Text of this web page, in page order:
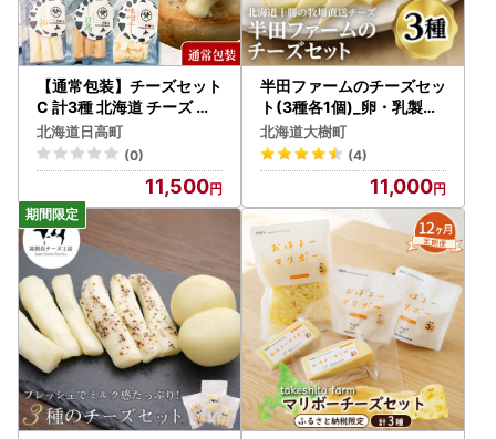
【通常包装】チーズセット
C 計3種 北海道 チーズ ギ
フト
北海道日高町
(0)
11,500
半田ファームのチーズセッ
ト(3種各1個)_卵・乳製品
チーズ _【配送不可地域：
離島】【1397190】
北海道大樹町
(4)
11,000